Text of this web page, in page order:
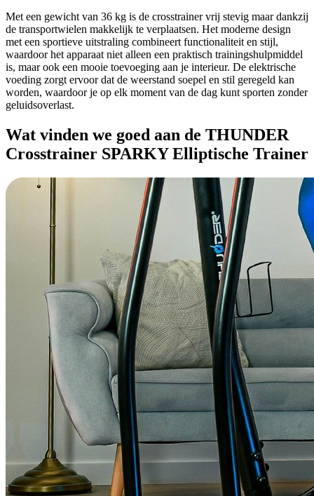
Met een gewicht van 36 kg is de crosstrainer vrij stevig maar dankzij
de transportwielen makkelijk te verplaatsen. Het moderne design
met een sportieve uitstraling combineert functionaliteit en stijl,
waardoor het apparaat niet alleen een praktisch trainingshulpmiddel
is, maar ook een mooie toevoeging aan je interieur. De elektrische
voeding zorgt ervoor dat de weerstand soepel en stil geregeld kan
worden, waardoor je op elk moment van de dag kunt sporten zonder
geluidsoverlast.
Wat vinden we goed aan de THUNDER
Crosstrainer SPARKY Elliptische Trainer